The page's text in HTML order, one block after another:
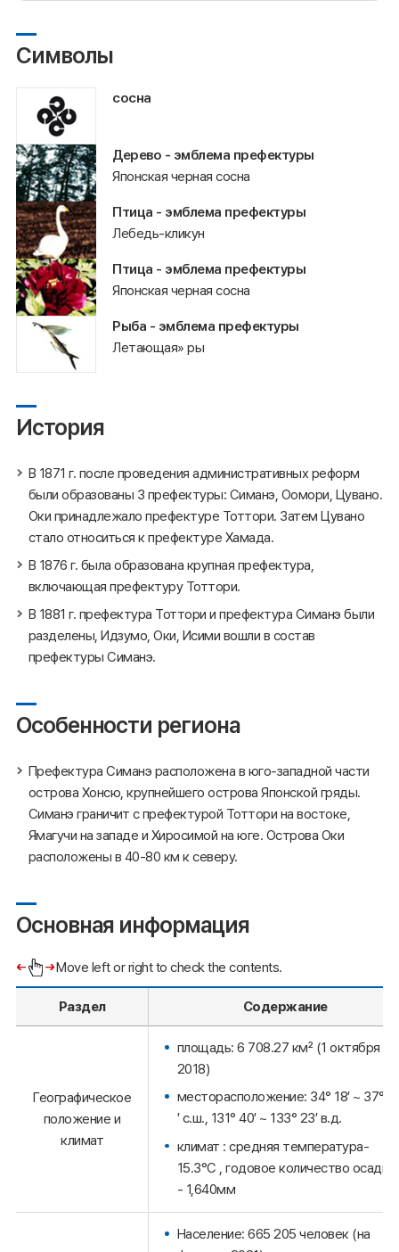
Символы
сосна
Дерево - эмблема префектуры
Японская черная сосна
Птица - эмблема префектуры
Лебедь-кликун
Птица - эмблема префектуры
Японская черная сосна
Рыба - эмблема префектуры
Летающая» ры
История
В 1871 г. после проведения административных реформ
были образованы 3 префектуры: Симанэ, Оомори, Цувано.
Оки принадлежало префектуре Тоттори. Затем Цувано
стало относиться к префектуре Хамада.
В 1876 г. была образована крупная префектура,
включающая префектуру Тоттори.
В 1881 г. префектура Тоттори и префектура Симанэ были
разделены, Идзумо, Оки, Исими вошли в состав
префектуры Симанэ.
Особенности региона
Префектура Симанэ расположена в юго-западной части
острова Хонсю, крупнейшего острова Японской гряды.
Симанэ граничит с префектурой Тоттори на востоке,
Ямагучи на западе и Хиросимой на юге. Острова Оки
расположены в 40-80 км к северу.
Основная информация
Move left or right to check the contents.
Раздел Содержание
Географическое
положение и
климат
площадь: 6 708.27 км² (1 октября
2018)
месторасположение: 34° 18′ ~ 37°
′ с.ш., 131° 40′ ~ 133° 23′ в.д.
климат : средняя температура-
15.3°C , годовое количество
- 1,640мм
Население: 665 205 человек (на